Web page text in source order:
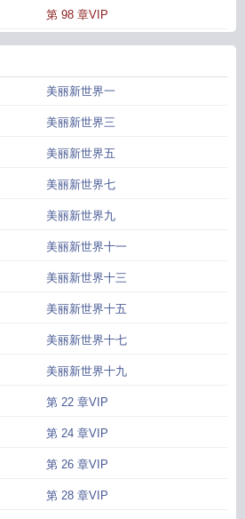
纯白恶魔完整版 纯白恶魔广播剧
第 98 章VIP
美丽新世界一
美丽新世界三
美丽新世界五
美丽新世界七
美丽新世界九
美丽新世界十一
美丽新世界十三
美丽新世界十五
美丽新世界十七
美丽新世界十九
第 22 章VIP
第 24 章VIP
第 26 章VIP
第 28 章VIP